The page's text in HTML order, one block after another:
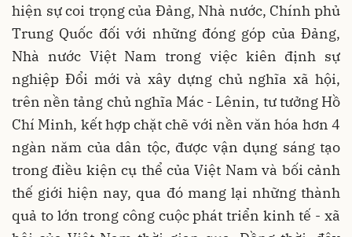
hiện sự coi trọng của Đảng, Nhà nước, Chính phủ
Trung Quốc đối với những đóng góp của Đảng,
Nhà nước Việt Nam trong việc kiên định sự
nghiệp Đổi mới và xây dựng chủ nghĩa xã hội,
trên nền tảng chủ nghĩa Mác - Lênin, tư tưởng Hồ
Chí Minh, kết hợp chặt chẽ với nền văn hóa hơn 4
ngàn năm của dân tộc, được vận dụng sáng tạo
trong điều kiện cụ thể của Việt Nam và bối cảnh
thế giới hiện nay, qua đó mang lại những thành
quả to lớn trong công cuộc phát triển kinh tế - xã